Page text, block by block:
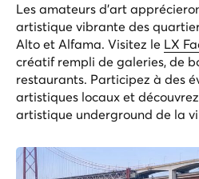
Les amateurs d'art
artistique vibrante des
Alto et Alfama. Visitez le LX
créatif rempli de galeries, de
restaurants. Participez à des
artistiques locaux et
artistique underground de la